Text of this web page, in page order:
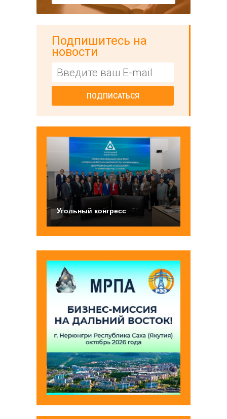
Подпишитесь на
новости
ПОДПИСАТЬСЯ
Угольный конгресс